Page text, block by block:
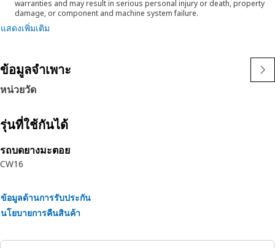
combination is tested as a system to ensure a perfect fit
that yields maximum safety and dependability.
rubber tube; two braids of fabric reinforcement. The outer
cover is oil and weather resistant.
warranties and may result in serious personal injury or death, property
damage, or component and machine system failure.
แสดงเพิ่มเติม
ข้อมูลจำเพาะ
หน่วยวัด
รุ่นที่ใช้กันได้
รถบดยางมะตอย
CW16
ข้อมูลด้านการรับประกัน
นโยบายการคืนสินค้า